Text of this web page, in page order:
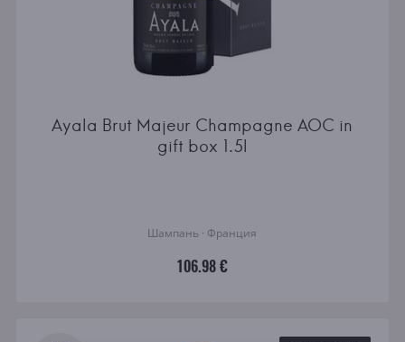
Ayala Brut Majeur Champagne AOC in
gift box 1.5l
Шампань · Франция
106.98 €